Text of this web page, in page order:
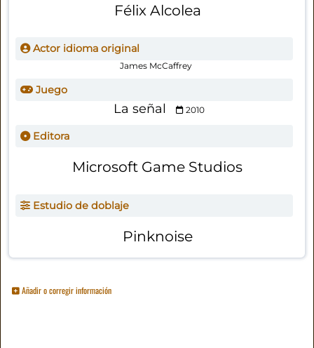
Félix Alcolea
Actor idioma original
James McCaffrey
Juego
La señal 2010
Editora
Microsoft Game Studios
Estudio de doblaje
Pinknoise
Añadir o corregir información